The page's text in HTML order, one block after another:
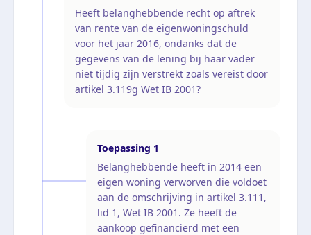
Heeft belanghebbende recht op aftrek
van rente van de eigenwoningschuld
voor het jaar 2016, ondanks dat de
gegevens van de lening bij haar vader
niet tijdig zijn verstrekt zoals vereist door
artikel 3.119g Wet IB 2001?
Toepassing 1
Belanghebbende heeft in 2014 een
eigen woning verworven die voldoet
aan de omschrijving in artikel 3.111,
lid 1, Wet IB 2001. Ze heeft de
aankoop gefinancierd met een